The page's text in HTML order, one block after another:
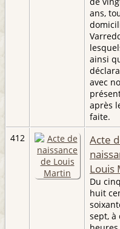
ans,
ainsi
avec
après
faite.
412
Acte
Louis
Du
huit
sept, à